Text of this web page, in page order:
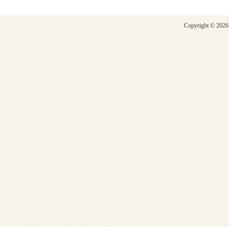
Copyright © 2026